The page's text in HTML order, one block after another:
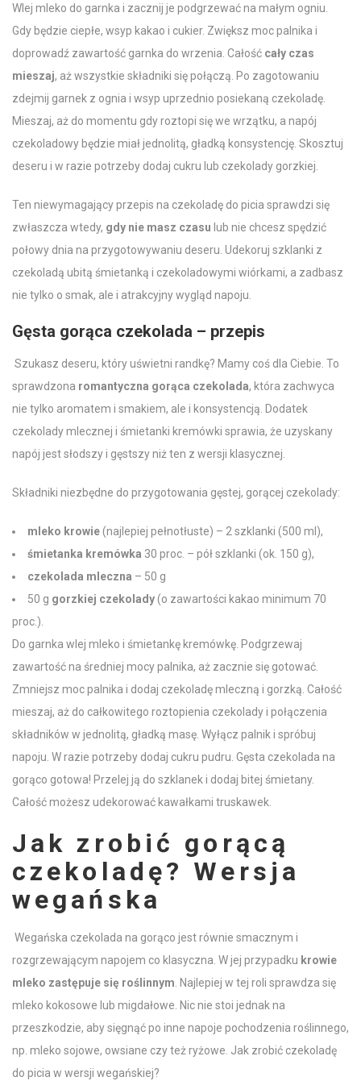
Wlej mleko do garnka i zacznij je podgrzewać na małym ogniu.
Gdy będzie ciepłe, wsyp kakao i cukier. Zwiększ moc palnika i
doprowadź zawartość garnka do wrzenia. Całość cały czas
mieszaj, aż wszystkie składniki się połączą. Po zagotowaniu
zdejmij garnek z ognia i wsyp uprzednio posiekaną czekoladę
Mieszaj, aż do momentu gdy roztopi się we wrzątku, a napój
czekoladowy będzie miał jednolitą, gładką konsystencję. Skosztuj
deseru i w razie potrzeby dodaj cukru lub czekolady gorzkiej
Ten niewymagającyprzepis na czekoladę do picia sprawdzi się
zwłaszcza wtedy, gdy nie masz czasu lub nie chcesz spędzić
połowy dnia na przygotowywaniu deseru. Udekoruj szklanki z
czekoladą ubitą śmietanką i czekoladowymi wiórkami, a zadbasz
nie tylko o smak, ale i atrakcyjny wygląd napoju.
Gęsta gorąca czekolada – przepis
Szukasz deseru, który uświetni randkę? Mamy coś dla Ciebie. To
sprawdzona romantyczna gorąca czekolada, która zachwyca
nie tylko aromatem i smakiem, ale i konsystencją. Dodatek
czekolady mlecznej i śmietanki kremówki sprawia, że uzyskany
napój jest słodszy i gęstszy niż ten z wersji klasycznej.
Składniki niezbędne do przygotowania gęstej, gorącej czekolady:
mleko krowie(najlepiej pełnotłuste) – 2 szklanki (500 ml),
śmietanka kremówka 30 proc. – pół szklanki (ok. 150 g),
czekolada mleczna – 50 g
50 g gorzkiej czekolady(o zawartości kakao minimum 70
proc.).
Do garnka wlej mleko i śmietankę kremówkę. Podgrzewaj
zawartość na średniej mocy palnika, aż zacznie się gotować.
Zmniejsz moc palnika i dodaj czekoladę mleczną i gorzką. Całość
mieszaj, aż do całkowitego roztopienia czekoladyi połączenia
składników w jednolitą, gładką masę. Wyłącz palnik i spróbuj
napoju. W razie potrzeby dodaj cukru pudru. Gęsta czekolada na
gorąco gotowa! Przelej ją do szklanek i dodaj bitej śmietany.
Całość możesz udekorować kawałkami truskawek.
Jakzrobić gorącą
czekoladę? Wersja
wegańska
Wegańska czekolada na gorąco jest równie smacznym i
rozgrzewającym napojem co klasyczna. W jej przypadku krowie
mleko zastępuje się roślinnym . Najlepiej w tej roli sprawdza się
mleko kokosowe lub migdałowe. Nic nie stoi jednak na
przeszkodzie, aby sięgnąć po inne napoje pochodzenia roślinnego,
np. mleko sojowe, owsiane czy też ryżowe. Jak zrobić czekoladę
do picia w wersji wegańskiej?